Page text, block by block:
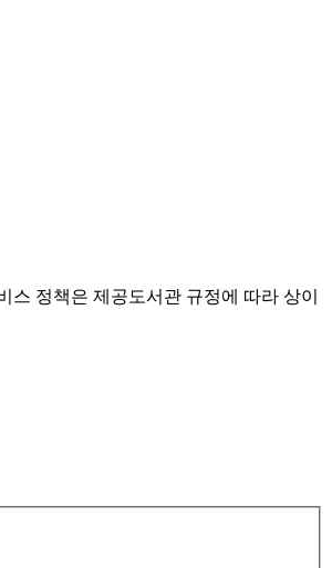
스 정책은 제공도서관 규정에 따라 상이